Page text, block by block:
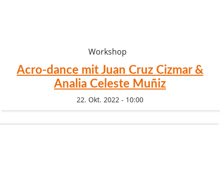
Workshop
Acro-dance mit Juan Cruz Cizmar &
Analia Celeste Muñiz
22. Okt. 2022 - 10:00